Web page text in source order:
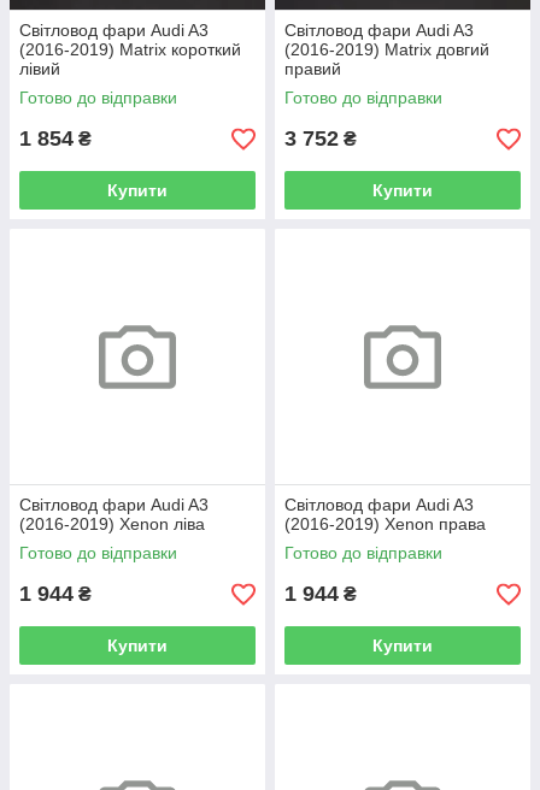
Світловод фари Audi A3
(2016-2019) Matrix короткий
лівий
Готово до відправки
1 854 ₴
Купити
Світловод фари Audi A3
(2016-2019) Matrix довгий
правий
Готово до відправки
3 752 ₴
Купити
Світловод фари Audi A3
(2016-2019) Xenon ліва
Готово до відправки
1 944 ₴
Купити
Світловод фари Audi A3
(2016-2019) Xenon права
Готово до відправки
1 944 ₴
Купити